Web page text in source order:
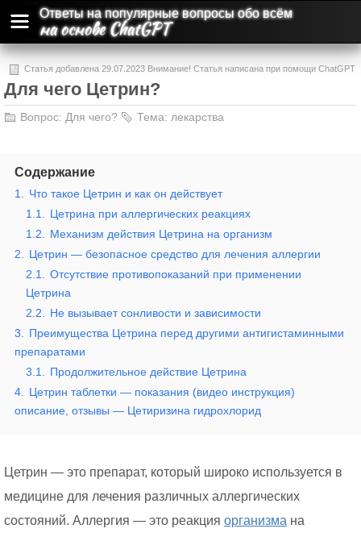
Ответы на популярные вопросы обо всём
на основе ChatGPT
Статья добавлена 29.07.2023 Внимание! Статья написана при помощи ChatGPT
и может содержать ошибки и неточности.
Для чего Цетрин?
Вопрос: Для чего? Тема: лекарства
Содержание
1.
Что такое Цетрин и как он действует
1.1.
Цетрина при аллергических реакциях
1.2.
Механизм действия Цетрина на организм
2.
Цетрин — безопасное средство для лечения аллергии
2.1.
Отсутствие противопоказаний при применении
Цетрина
2.2.
Не вызывает сонливости и зависимости
3.
Преимущества Цетрина перед другими антигистаминными
препаратами
3.1.
Продолжительное действие Цетрина
4.
Цетрин таблетки — показания (видео инструкция)
описание, отзывы — Цетиризина гидрохлорид
Цетрин — это препарат, который широко используется в
медицине для лечения различных аллергических
состояний. Аллергия — это реакция организма на